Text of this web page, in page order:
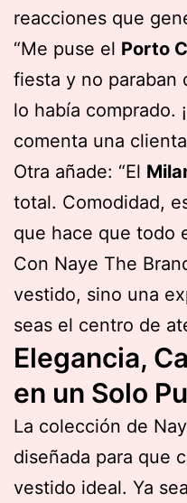
reacciones que
“Me puse el Porto
fiesta y no paraban
lo había comprado.
comenta una
Otra añade: “El
total. Comodidad,
que hace que todo
Con Naye The
vestido, sino una
seas el centro de
Elegancia,
en un Solo
La colección de
diseñada para que
vestido ideal. Ya